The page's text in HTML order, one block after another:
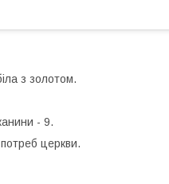
з золотом.
- 9.
церкви.